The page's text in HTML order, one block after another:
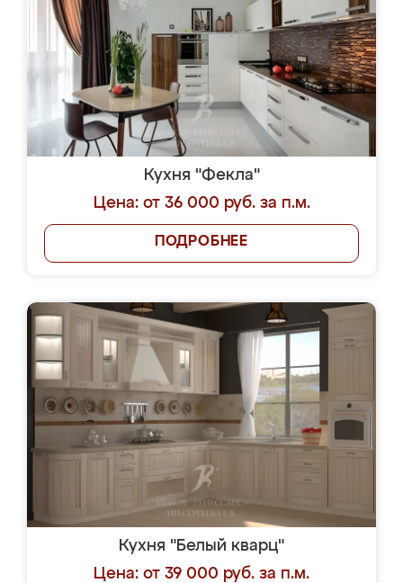
Кухня "Фекла"
Цена: от 36 000 руб. за п.м.
ПОДРОБНЕЕ
Кухня "Белый кварц"
Цена: от 39 000 руб. за п.м.